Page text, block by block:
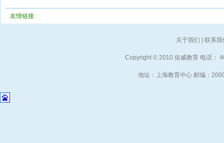
友情链接:
关于我们 联系我
Copyright © 2010 佑威教育 电话：
地址：上海教育中心 邮编：